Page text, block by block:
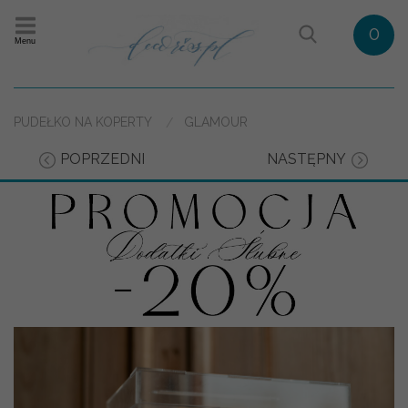
Menu 0
PUDEŁKO NA KOPERTY GLAMOUR
POPRZEDNI NASTĘPNY